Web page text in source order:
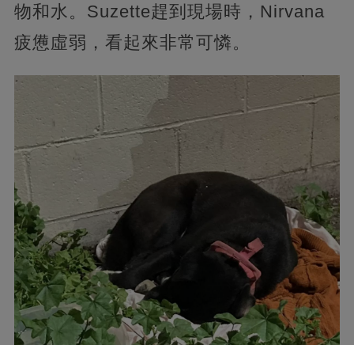
物和水。Suzette趕到現場時，Nirvana
疲憊虛弱，看起來非常可憐。